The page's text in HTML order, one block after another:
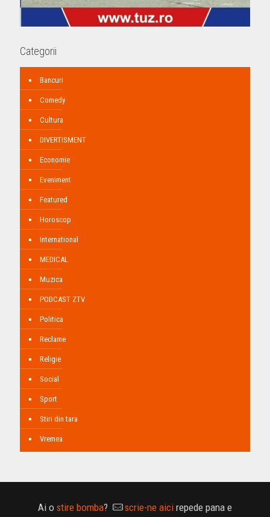
Categorii
Bancuri
Comedy
Cultura
DIVERTISMENT
Economie
Eveniment
Featured
Horoscop
International
MEDICAL
Muzica
PODCAST ZTV
Politica
Reclame
Religie
Social
Sport
Stiri din tara
Vremea
Ai o stire bomba? scrie-ne aici repede pana e